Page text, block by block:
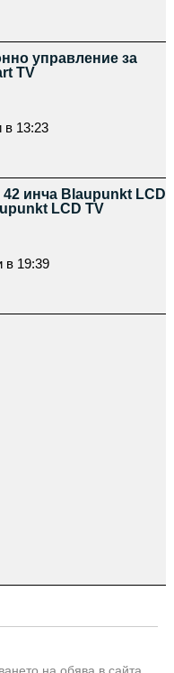
управление за
TV
в 13:23
инча Blaupunkt LCD
LCD TV
в 19:39